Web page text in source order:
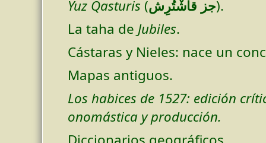
Yuz Qasturis (جز قاشْتُرِش).
La taha de Jubiles.
Cástaras y Nieles: nace un
Mapas antiguos.
Los habices de 1527: edición
onomástica y producción.